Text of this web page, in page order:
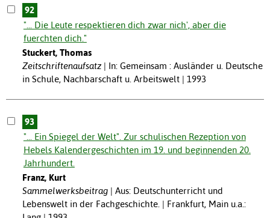
92
"... Die Leute respektieren dich zwar nich', aber die
fuerchten dich."
Stuckert, Thomas
Zeitschriftenaufsatz
In: Gemeinsam : Ausländer u. Deutsche
in Schule, Nachbarschaft u. Arbeitswelt | 1993
93
"... Ein Spiegel der Welt". Zur schulischen Rezeption von
Hebels Kalendergeschichten im 19. und beginnenden 20.
Jahrhundert.
Franz, Kurt
Sammelwerksbeitrag
Aus: Deutschunterricht und
Lebenswelt in der Fachgeschichte. | Frankfurt, Main u.a.: